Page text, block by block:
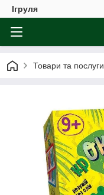
Ігруля
Товари та послуги